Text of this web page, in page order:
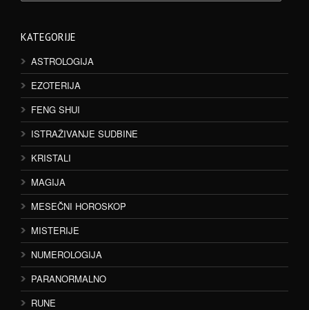
KATEGORIJE
ASTROLOGIJA
EZOTERIJA
FENG SHUI
ISTRAŽIVANJE SUDBINE
KRISTALI
MAGIJA
MESEČNI HOROSKOP
MISTERIJE
NUMEROLOGIJA
PARANORMALNO
RUNE